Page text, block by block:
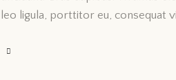
leo ligula, porttitor eu, consequat